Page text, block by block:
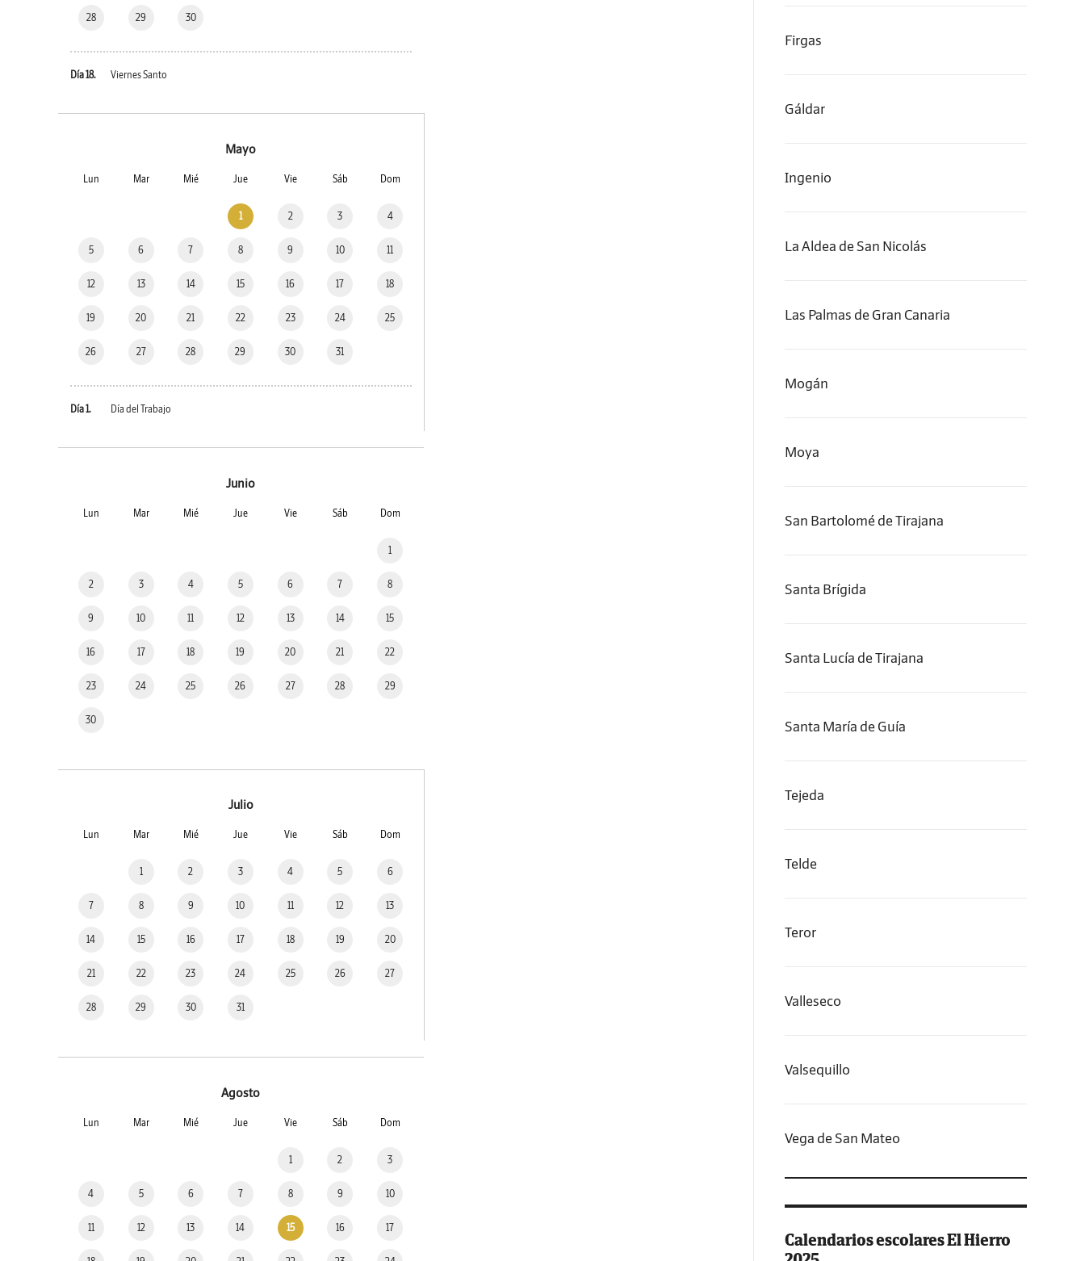
28 29 30
Día 18. Viernes Santo
Mayo
Lun Mar Mié Jue Vie Sáb Dom
1 2 3 4
5 6 7 8 9 10 11
12 13 14 15 16 17 18
19 20 21 22 23 24 25
26 27 28 29 30 31
Día 1. Día del Trabajo
Junio
Lun Mar Mié Jue Vie Sáb Dom
1
2 3 4 5 6 7 8
9 10 11 12 13 14 15
16 17 18 19 20 21 22
23 24 25 26 27 28 29
30
Julio
Lun Mar Mié Jue Vie Sáb Dom
1 2 3 4 5 6
7 8 9 10 11 12 13
14 15 16 17 18 19 20
21 22 23 24 25 26 27
28 29 30 31
Agosto
Lun Mar Mié Jue Vie Sáb Dom
1 2 3
4 5 6 7 8 9 10
11 12 13 14 15 16 17
Firgas
Gáldar
Ingenio
La Aldea de San Nicolás
Las Palmas de Gran Canaria
Mogán
Moya
San Bartolomé de Tirajana
Santa Brígida
Santa Lucía de Tirajana
Santa María de Guía
Tejeda
Telde
Teror
Valleseco
Valsequillo
Vega de San Mateo
Calendarios escolares El Hierro